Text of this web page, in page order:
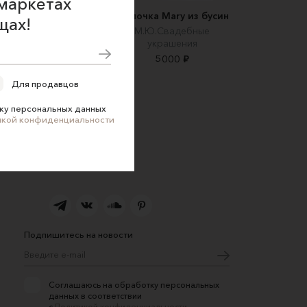
Комплект шапка-
и варежки из
Сумки и
косметички
Шапочка Mary из бусин
М.Ю.Свадебные
украшения
5000 ₽
Подпишитесь на новости
Соглашаюсь на обработку персональных
данных в соответствии
Для продавцов
персональных данных
конфиденциальности